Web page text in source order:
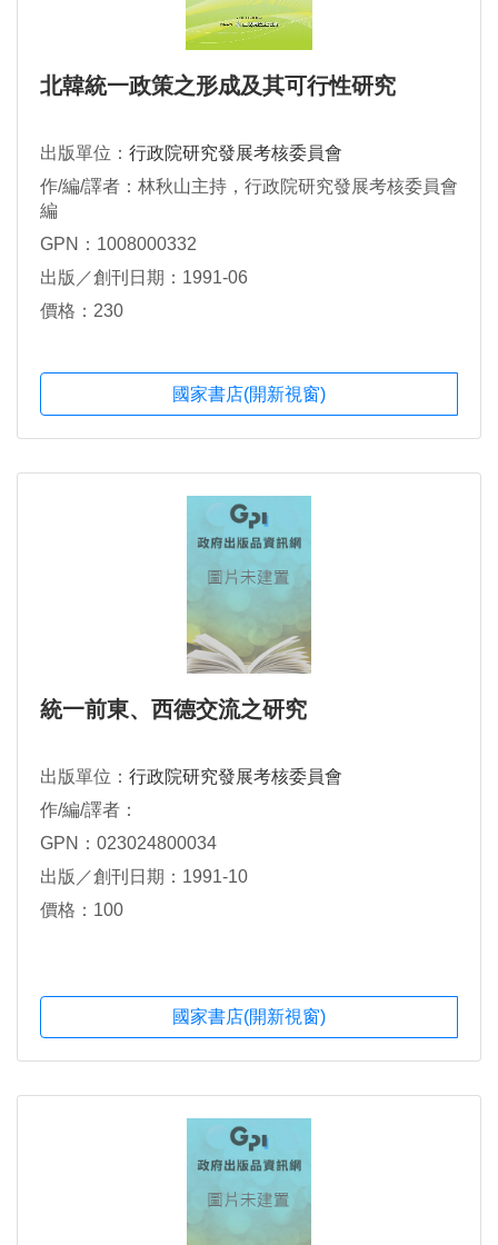
北韓統一政策之形成及其可行性研究
出版單位： 行政院研究發展考核委員會
作/編/譯者：林秋山主持，行政院研究發展考核委員會
編
GPN：1008000332
出版／創刊日期：1991-06
價格：230
國家書店(開新視窗)
統一前東、西德交流之研究
出版單位： 行政院研究發展考核委員會
作/編/譯者：
GPN：023024800034
出版／創刊日期：1991-10
價格：100
國家書店(開新視窗)